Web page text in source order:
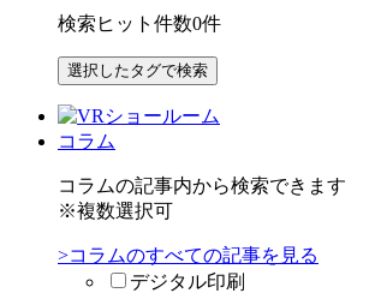
検索ヒット件数0件
コラム
コラムの記事内から検索できます
※複数選択可
>コラムのすべての記事を見る
デジタル印刷